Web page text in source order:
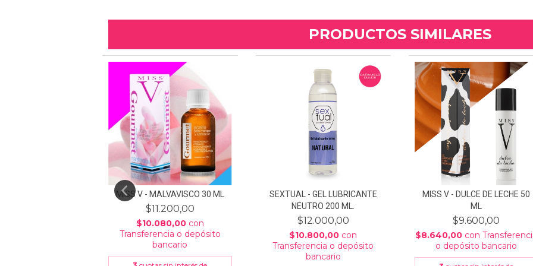
PRODUCTOS SIMILARES
MISS V - MALVAVISCO 30 ML
$11.200,00
$10.080,00 con
Transferencia o depósito
bancario
SEXTUAL - GEL LUBRICANTE
NEUTRO 200 ML.
$12.000,00
$10.800,00 con
Transferencia o depósito
bancario
MISS V - DULCE DE LECHE 50
ML
$9.600,00
$8.640,00 con
o depósito bancario